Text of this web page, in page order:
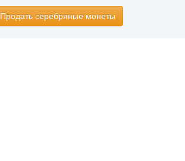
Продать серебряные монеты